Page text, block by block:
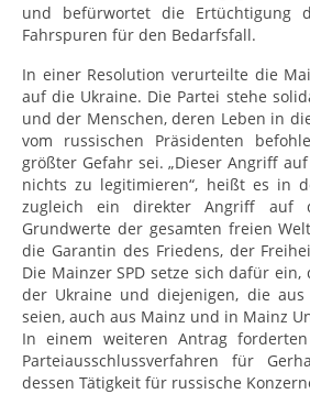
und befürwortet die Ertüchtigung
Fahrspuren für den Bedarfsfall.
In einer Resolution verurteilte die
auf die Ukraine. Die Partei stehe
und der Menschen, deren Leben in
vom russischen Präsidenten
größter Gefahr sei. „Dieser Angriff
nichts zu legitimieren“, heißt es in
zugleich ein direkter Angriff auf
Grundwerte der gesamten freien
die Garantin des Friedens, der
Die Mainzer SPD setze sich dafür
der Ukraine und diejenigen, die
seien, auch aus Mainz und in Mainz
In einem weiteren Antrag
Parteiausschlussverfahren für
dessen Tätigkeit für russische